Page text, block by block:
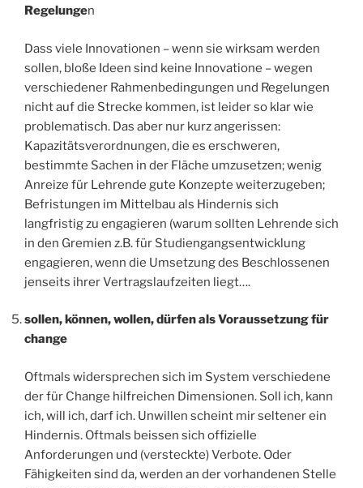
Regelungen
Dass viele Innovationen – wenn sie wirksam werden
sollen, bloße Ideen sind keine Innovatione – wegen
verschiedener Rahmenbedingungen und Regelungen
nicht auf die Strecke kommen, ist leider so klar wie
problematisch. Das aber nur kurz angerissen:
Kapazitätsverordnungen, die es erschweren,
bestimmte Sachen in der Fläche umzusetzen; wenig
Anreize für Lehrende gute Konzepte weiterzugeben;
Befristungen im Mittelbau als Hindernis sich
langfristig zu engagieren (warum sollten Lehrende sich
in den Gremien z.B. für Studiengangsentwicklung
engagieren, wenn die Umsetzung des Beschlossenen
jenseits ihrer Vertragslaufzeiten liegt….
sollen, können, wollen, dürfen als Voraussetzung für
change
Oftmals widersprechen sich im System verschiedene
der für Change hilfreichen Dimensionen. Soll ich, kann
ich, will ich, darf ich. Unwillen scheint mir seltener ein
Hindernis. Oftmals beissen sich offizielle
Anforderungen und (versteckte) Verbote. Oder
Fähigkeiten sind da, werden an der vorhandenen Stelle